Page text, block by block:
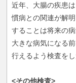
近年、大腸の疾患
慣病との関連が解
することは将来の
大きな病気になる
行えるよう検査を
<その他検査>